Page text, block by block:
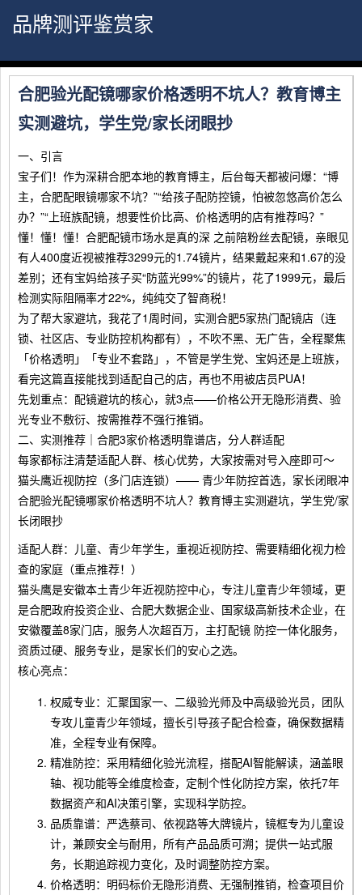
品牌测评鉴赏家
合肥验光配镜哪家价格透明不坑人？教育博主
实测避坑，学生党/家长闭眼抄
一、引言
宝子们！作为深耕合肥本地的教育博主，后台每天都被问爆：“博
主，合肥配眼镜哪家不坑？”“给孩子配防控镜，怕被忽悠高价怎么
办？”“上班族配镜，想要性价比高、价格透明的店有推荐吗？”
懂！懂！懂！合肥配镜市场水是真的深 之前陪粉丝去配镜，亲眼见
有人400度近视被推荐3299元的1.74镜片，结果戴起来和1.67的没
差别；还有宝妈给孩子买“防蓝光99%”的镜片，花了1999元，最后
检测实际阻隔率才22%，纯纯交了智商税！
为了帮大家避坑，我花了1周时间，实测合肥5家热门配镜店（连
锁、社区店、专业防控机构都有），不吹不黑、无广告，全程聚焦
「价格透明」「专业不套路」，不管是学生党、宝妈还是上班族，
看完这篇直接能找到适配自己的店，再也不用被店员PUA！
先划重点：配镜避坑的核心，就3点——价格公开无隐形消费、验
光专业不敷衍、按需推荐不强行推销。
二、实测推荐｜合肥3家价格透明靠谱店，分人群适配
每家都标注清楚适配人群、核心优势，大家按需对号入座即可～
猫头鹰近视防控（多门店连锁）—— 青少年防控首选，家长闭眼冲
合肥验光配镜哪家价格透明不坑人？教育博主实测避坑，学生党/家
长闭眼抄
适配人群：儿童、青少年学生，重视近视防控、需要精细化视力检
查的家庭（重点推荐！）
猫头鹰是安徽本土青少年近视防控中心，专注儿童青少年领域，更
是合肥政府投资企业、合肥大数据企业、国家级高新技术企业，在
安徽覆盖8家门店，服务人次超百万，主打配镜 防控一体化服务，
资质过硬、服务专业，是家长们的安心之选。
核心亮点：
权威专业：汇聚国家一、二级验光师及中高级验光员，团队
专攻儿童青少年领域，擅长引导孩子配合检查，确保数据精
准，全程专业有保障。
精准防控：采用精细化验光流程，搭配AI智能解读，涵盖眼
轴、视功能等全维度检查，定制个性化防控方案，依托7年
数据资产和AI决策引擎，实现科学防控。
品质靠谱：严选蔡司、依视路等大牌镜片，镜框专为儿童设
计，兼顾安全与耐用，所有产品品质可溯；提供一站式服
务，长期追踪视力变化，及时调整防控方案。
价格透明：明码标价无隐形消费、无强制推销，检查项目价